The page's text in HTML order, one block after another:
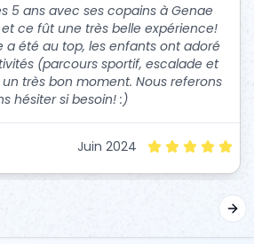
5 ans avec ses copains à Genae
ce fût une très belle expérience!
a été au top, les enfants ont adoré
(parcours sportif, escalade et
très bon moment. Nous referons
hésiter si besoin! :)
Juin 2024